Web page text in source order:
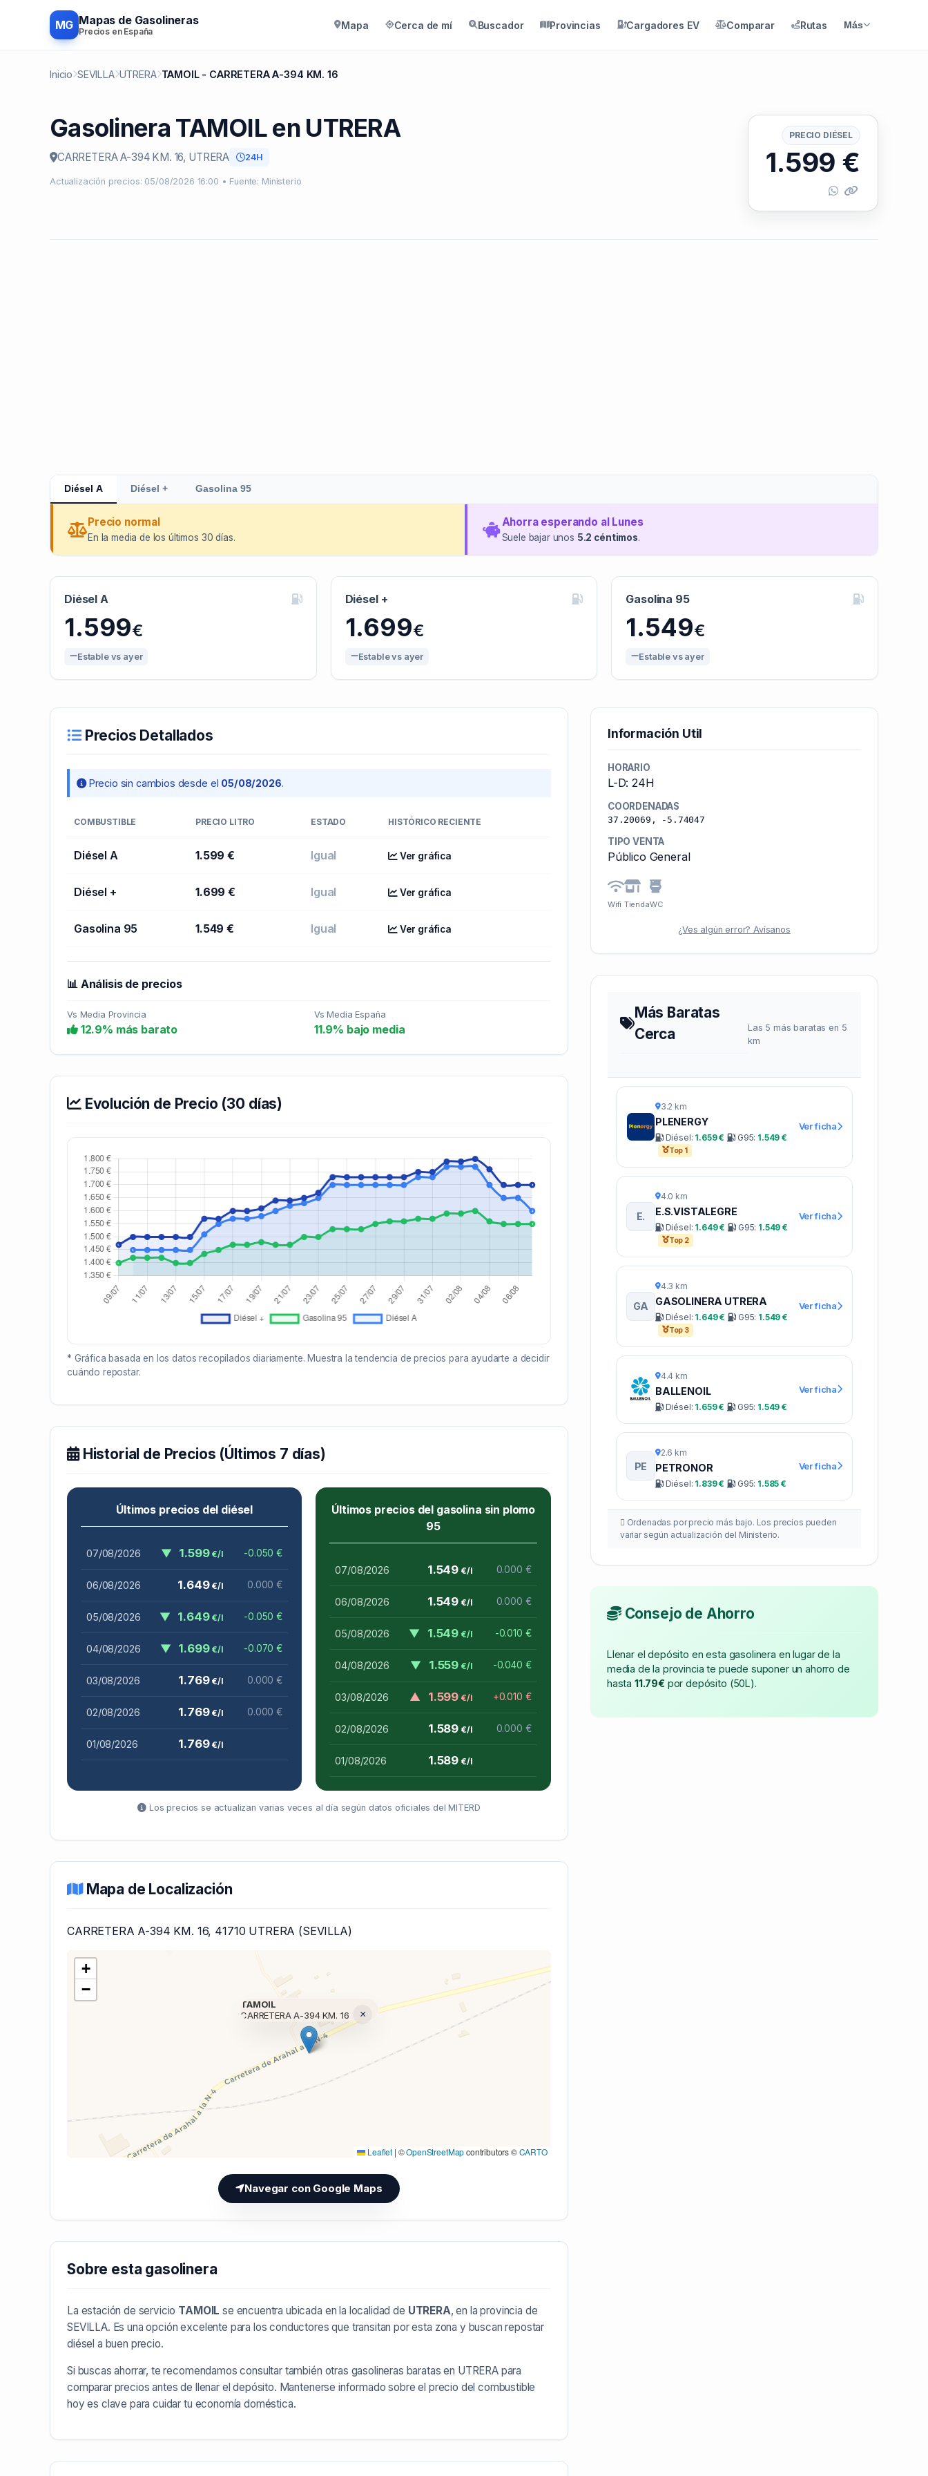
MG Mapas de Gasolineras
Precios en España
Mapa Cerca de mí Buscador Provincias Cargadores EV Comparar Rutas Más
Inicio SEVILLA UTRERA TAMOIL - CARRETERA A-394 KM. 16
Gasolinera TAMOIL en UTRERA
CARRETERA A-394 KM. 16, UTRERA 24H
Actualización precios: 05/08/2026 16:00 • Fuente: Ministerio
PRECIO DIÉSEL
1.599 €
Diésel A Diésel + Gasolina 95
Precio normal
En la media de los últimos 30 días.
Ahorra esperando al Lunes
Suele bajar unos 5.2 céntimos.
Diésel A
1.599€
Estable vs ayer
Diésel +
1.699€
Estable vs ayer
Gasolina 95
1.549€
Estable vs ayer
Precios Detallados
Precio sin cambios desde el 05/08/2026.
COMBUSTIBLE PRECIO LITRO ESTADO HISTÓRICO RECIENTE
Diésel A 1.599 € Igual Ver gráfica
Diésel + 1.699 € Igual Ver gráfica
Gasolina 95 1.549 € Igual Ver gráfica
📊 Análisis de precios
Vs Media Provincia
12.9% más barato
Vs Media España
11.9% bajo media
Evolución de Precio (30 días)
* Gráfica basada en los datos recopilados diariamente. Muestra la tendencia de precios para ayudarte a decidir
cuándo repostar.
Historial de Precios (Últimos 7 días)
Últimos precios del diésel
07/08/2026 ▼ 1.599€/l -0.050 €
06/08/2026 1.649€/l 0.000 €
05/08/2026 ▼ 1.649€/l -0.050 €
04/08/2026 ▼ 1.699€/l -0.070 €
03/08/2026 1.769€/l 0.000 €
02/08/2026 1.769€/l 0.000 €
01/08/2026 1.769€/l
Últimos precios del gasolina sin plomo
95
07/08/2026 1.549 €/l 0.000 €
06/08/2026 1.549 €/l 0.000 €
05/08/2026 ▼ 1.549 €/l -0.010 €
04/08/2026 ▼ 1.559 €/l -0.040 €
03/08/2026 ▲ 1.599 €/l +0.010 €
02/08/2026 1.589 €/l 0.000 €
01/08/2026 1.589 €/l
Los precios se actualizan varias veces al día según datos oficiales del MITERD
Mapa de Localización
CARRETERA A-394 KM. 16, 41710 UTRERA (SEVILLA)
Cargando mapa (V7 Inline)...
TAMOIL
CARRETERA A-394 KM. 16
×
+
−
Leaflet | ©OpenStreetMapcontributors ©CARTO
Navegar con Google Maps
Sobre esta gasolinera
La estación de servicio TAMOIL se encuentra ubicada en la localidad de UTRERA, en la provincia de
SEVILLA. Es una opción excelente para los conductores que transitan por esta zona y buscan repostar
diésel a buen precio.
Si buscas ahorrar, te recomendamos consultar también otras gasolineras baratas en UTRERApara
comparar precios antes de llenar el depósito. Mantenerse informado sobre el precio del combustible
hoy es clave para cuidar tu economía doméstica.
Información Util
HORARIO
L-D: 24H
COORDENADAS
37.20069, -5.74047
TIPO VENTA
Público General
Wifi TiendaWC
¿Ves algún error? Avísanos
Más Baratas
Cerca
Las 5 más baratas en 5
km
3.2 km
PLENERGY
Diésel: 1.659 € G95: 1.549 €
Top 1
Ver ficha
E.
4.0 km
E.S.VISTALEGRE
Diésel: 1.649 € G95: 1.549 €
Top 2
Ver ficha
GA
4.3 km
GASOLINERA UTRERA
Diésel: 1.649 € G95: 1.549 €
Top 3
Ver ficha
4.4 km
BALLENOIL
Diésel: 1.659 € G95: 1.549 €
Ver ficha
PE
2.6 km
PETRONOR
Diésel: 1.839 € G95: 1.585 €
Ver ficha
Ordenadas por precio más bajo. Los precios pueden
variar según actualización del Ministerio.
Consejo de Ahorro
Llenar el depósito en esta gasolinera en lugar de la
media de la provincia te puede suponer un ahorro de
hasta 11.79€ por depósito (50L).